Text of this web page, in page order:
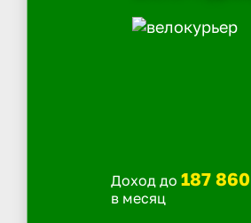
Доход до 187
в месяц